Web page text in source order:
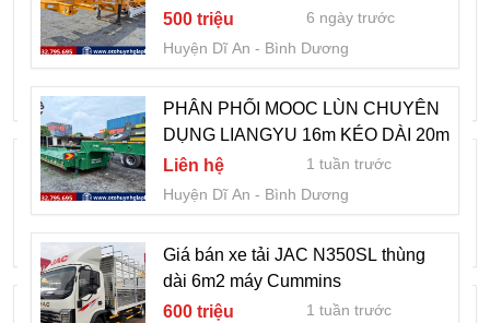
Trường Mầm non Dạ – Chợ Thông Dụng
– Đồng hành cùng những năm tháng đầu
đời của trẻ
2,2 triệu
1 tuần trước
Huyện Dĩ An
Bình Dương
MOOC CỔ CÒ ASEAN 50 FEET 3
TRỤC TẢI 33.35 TẤN
Liên hệ
1 tuần trước
Huyện Dĩ An
Bình Dương
Thay kính xe ôtô tận nơi tại Dĩ An - Bình
DÀI 14m3
500 triệu
6 ngày trước
Huyện Dĩ An
Bình Dương
PHÂN PHỐI MOOC LÙN CHUYÊN
DỤNG LIANGYU 16m KÉO DÀI 20m
Liên hệ
1 tuần trước
Huyện Dĩ An
Bình Dương
Giá bán xe tải JAC N350SL thùng
dài 6m2 máy Cummins
600 triệu
1 tuần trước